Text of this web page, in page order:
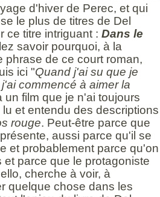
d'hiver de Perec, et qui
le plus de titres de Del
ce titre intriguant : Dans le
savoir pourquoi, à la
phrase de ce court roman,
ici "Quand j'ai su que je
commencé à aimer la
un film que je n'ai toujours
et entendu des descriptions
rouge. Peut-être parce que
aussi parce qu'il se
et probablement parce qu'on
parce que le protagoniste
cherche à voir, à
quelque chose dans les